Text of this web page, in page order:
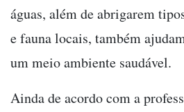
águas, além de abrigarem
e fauna locais, também
um meio ambiente saudável.
Ainda de acordo com a